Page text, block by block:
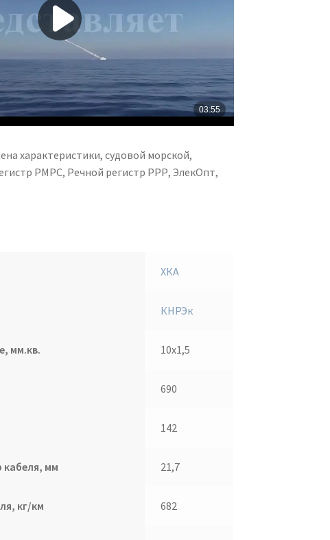
характеристики, судовой морской,
РМРС, Речной регистр РРР, ЭлекОпт,
ХКА
КНРЭк
мм.кв. 10х1,5
690
142
кабеля, мм 21,7
кг/км 682